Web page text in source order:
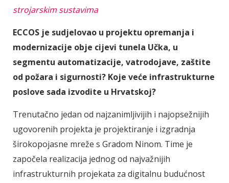
strojarskim sustavima
ECCOS je sudjelovao u projektu opremanja i
modernizacije obje cijevi tunela Učka, u
segmentu automatizacije, vatrodojave, zaštite
od požara i sigurnosti? Koje veće infrastrukturne
poslove sada izvodite u Hrvatskoj?
Trenutačno jedan od najzanimljivijih i najopsežnijih
ugovorenih projekta je projektiranje i izgradnja
širokopojasne mreže s Gradom Ninom. Time je
započela realizacija jednog od najvažnijih
infrastrukturnih projekata za digitalnu budućnost